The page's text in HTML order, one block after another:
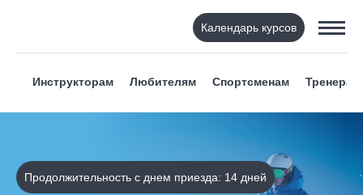
Календарь курсов
Инструкторам Любителям Спортсменам Тренерам
Продолжительность с днем приезда: 14 дней